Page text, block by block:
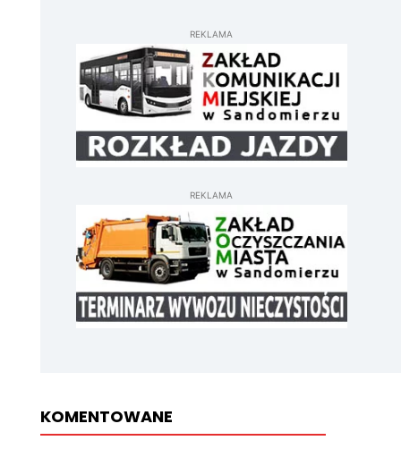
REKLAMA
REKLAMA
KOMENTOWANE